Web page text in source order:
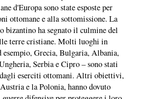
d'Europa sono state esposte per
ottomane e alla sottomissione. La
bizantino ha segnato il culmine del
terre cristiane. Molti luoghi in
esempio, Grecia, Bulgaria, Albania,
Serbia e Cipro – sono stati
eserciti ottomani. Altri obiettivi,
e la Polonia, hanno dovuto